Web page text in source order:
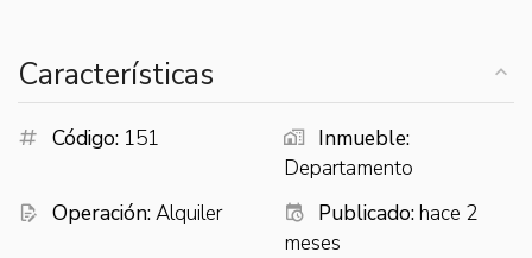
Características
Código: 151
Inmueble:
Departamento
Operación:Alquiler Publicado:hace 2
meses